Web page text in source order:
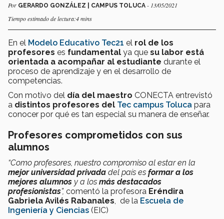
Por GERARDO GONZÁLEZ | CAMPUS TOLUCA - 13/05/2021
Tiempo estimado de lectura:4 mins
En el Modelo Educativo Tec21 el rol de los
profesores es fundamental ya que su labor está
orientada a acompañar al estudiante durante el
proceso de aprendizaje y en el desarrollo de
competencias.
Con motivo del día del maestro CONECTA entrevistó
a distintos profesores del Tec campus Toluca para
conocer por qué es tan especial su manera de enseñar.
Profesores comprometidos con sus
alumnos
“Como profesores, nuestro compromiso al estar en la
mejor universidad privada del país es formar a los
mejores alumnos y a los más destacados
profesionistas”, comentó la profesora Eréndira
Gabriela Avilés Rabanales , de la Escuela de
Ingeniería y Ciencias (EIC)